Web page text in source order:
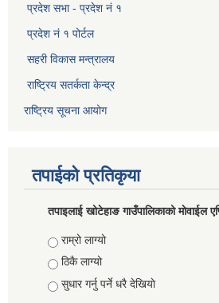
प्रदेश सभा - प्रदेश नं १
प्रदेश नं १ पोर्टल
सहरी विकास मन्त्रालय
राष्ट्रिय सतर्कता केन्द्र
राष्ट्रिय सूचना आयोग
तपाईको प्रतिकृया
तपाइलाई खोटेहाङ गाउँपालिकाको माेवाईल
Choices
राम्रो लाग्यो
ठिकै लाग्यो
सुधार गर्नु पर्ने धरै देखियाे